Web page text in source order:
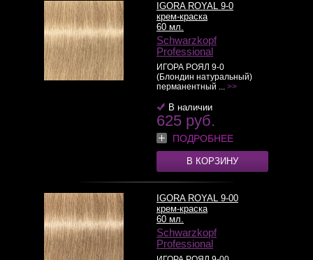
IGORA ROYAL 9-0
крем-краска
60 мл.
Schwarzkopf
Professional
ИГОРА РОЯЛ 9-0
(Блондин натуральный)
перманентный ... >>
В наличии
625 руб.
ПОДРОБНЕЕ
В КОРЗИНУ
IGORA ROYAL 9-00
крем-краска
60 мл.
Schwarzkopf
Professional